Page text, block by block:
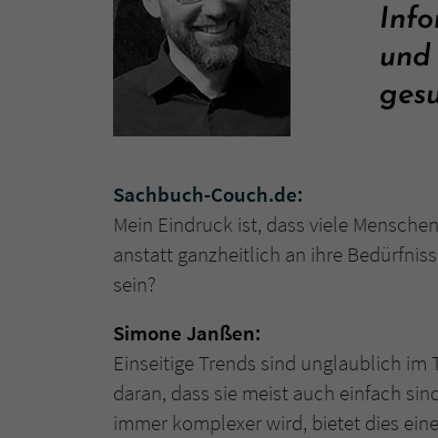
und
Sachbuch-Couch.de:
Mein Eindruck ist, dass viele
anstatt ganzheitlich an ihre
sein?
Simone Janßen:
Einseitige Trends sind unglaublich
daran, dass sie meist auch einfach
immer komplexer wird, bietet dies